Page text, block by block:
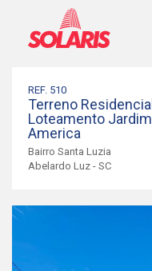
Imóveis à Venda
Avalie Seu Imóvel
Contato
REF. 510
Terreno Residencial
Loteamento Jardim
America
Bairro Santa Luzia
Abelardo Luz - SC